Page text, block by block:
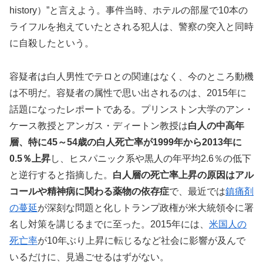
history）”と言えよう。事件当時、ホテルの部屋で10本の
ライフルを抱えていたとされる犯人は、警察の突入と同時
に自殺したという。
容疑者は白人男性でテロとの関連はなく、今のところ動機
は不明だ。容疑者の属性で思い出されるのは、2015年に
話題になったレポートである。プリンストン大学のアン・
ケース教授とアンガス・ディートン教授は白人の中高年
層、特に45～54歳の白人死亡率が1999年から2013年に
0.5％上昇し、ヒスパニック系や黒人の年平均2.6％の低下
と逆行すると指摘した。 白人層の死亡率上昇の原因はアル
コールや精神病に関わる薬物の依存症で、最近では鎮痛剤
の蔓延が深刻な問題と化しトランプ政権が米大統領令に署
名し対策を講じるまでに至った。2015年には、 米国人の
死亡率が10年ぶり上昇に転じるなど社会に影響が及んで
いるだけに、見過ごせるはずがない。